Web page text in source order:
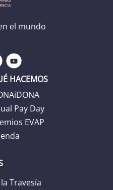
el mundo
HACEMOS
Pay Day
EVAP
Travesía